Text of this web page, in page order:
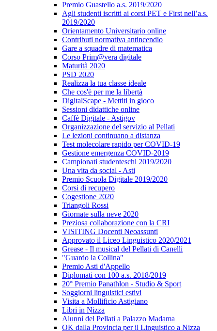
Premio Guastello a.s. 2019/2020
Agli studenti iscritti ai corsi PET e First nell’a.s.
2019/2020
Orientamento Universitario online
Contributi normativa antincendio
Gare a squadre di matematica
Corso Prim@vera digitale
Maturità 2020
PSD 2020
Realizza la tua classe ideale
Che cos'è per me la libertà
DigitalScape - Mettiti in gioco
Sessioni didattiche online
Caffè Digitale - Astigov
Organizzazione del servizio al Pellati
Le lezioni continuano a distanza
Test molecolare rapido per COVID-19
Gestione emergenza COVID-2019
Campionati studenteschi 2019/2020
Una vita da social - Asti
Premio Scuola Digitale 2019/2020
Corsi di recupero
Cogestione 2020
Triangoli Rossi
Giornate sulla neve 2020
Preziosa collaborazione con la CRI
VISITING Docenti Neoassunti
Approvato il Liceo Linguistico 2020/2021
Grease - Il musical del Pellati di Canelli
"Guardo la Collina"
Premio Asti d'Appello
Diplomati con 100 a.s. 2018/2019
20° Premio Panathlon - Studio & Sport
Soggiorni linguistici estivi
Visita a Mollificio Astigiano
Libri in Nizza
Alunni del Pellati a Palazzo Madama
OK dalla Provincia per il Linguistico a Nizza